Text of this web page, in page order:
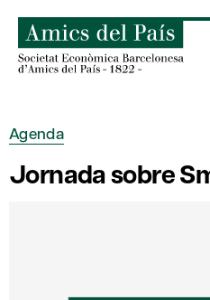
content
Agenda
Jornada sobre